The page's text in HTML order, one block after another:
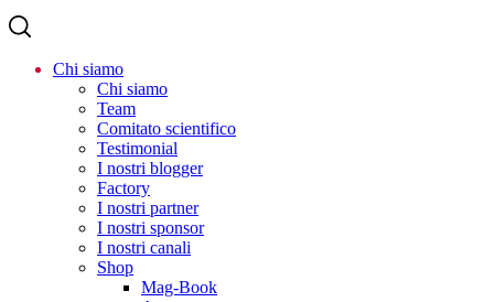
Chi siamo
Chi siamo
Team
Comitato scientifico
Testimonial
I nostri blogger
Factory
I nostri partner
I nostri sponsor
I nostri canali
Shop
Mag-Book